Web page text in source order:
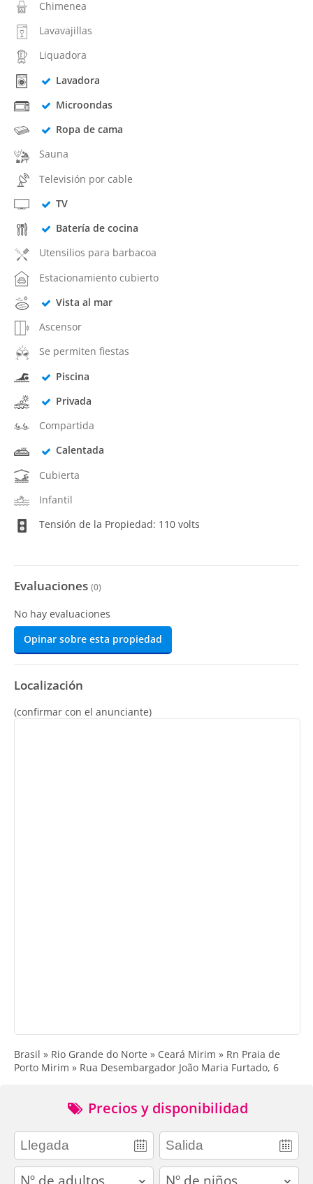
Chimenea
Lavavajillas
Liquadora
Lavadora
Microondas
Ropa de cama
Sauna
Televisión por cable
TV
Batería de cocina
Utensilios para barbacoa
Estacionamiento cubierto
Vista al mar
Ascensor
Se permiten fiestas
Piscina
Privada
Compartida
Calentada
Cubierta
Infantil
Tensión de la Propiedad: 110 volts
Evaluaciones (0)
No hay evaluaciones
Opinar sobre esta propiedad
Localización
(confirmar con el anunciante)
Brasil » Rio Grande do Norte » Ceará Mirim » Rn Praia de
Porto Mirim » Rua Desembargador João Maria Furtado, 6
Precios y disponibilidad
adults children